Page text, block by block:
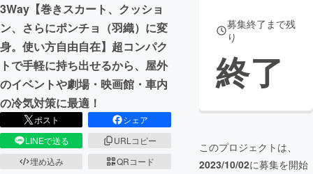
3Way【巻きスカート、クッショ
ン、さらにポンチョ（羽織）に変
身。使い方自由自在】超コンパク
トで手軽に持ち出せるから、屋外
のイベントや劇場・映画館・車内
の冷気対策に最適！
ポスト
シェア
LINEで送る
URLコピー
埋め込み
QRコード
募集終了まで残
り
終了
このプロジェクトは、
2023/10/02に募集を開始